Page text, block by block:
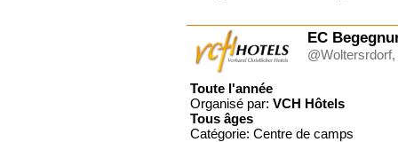
EC
Toute l'année
Organisé par: VCH Hôtels
Tous âges
Catégorie: Centre de camps